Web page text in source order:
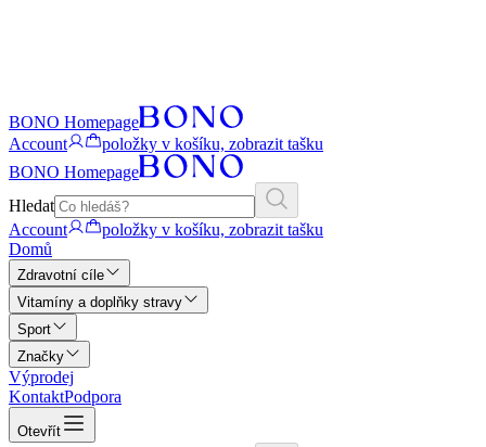
BONO Homepage
Account
položky v košíku, zobrazit tašku
BONO Homepage
Hledat
Account
položky v košíku, zobrazit tašku
Domů
Zdravotní cíle
Vitamíny a doplňky stravy
Sport
Značky
Výprodej
KontaktPodpora
Otevřít